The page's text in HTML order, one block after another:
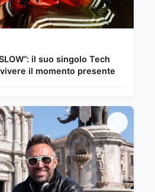
il suo singolo Tech
il momento presente